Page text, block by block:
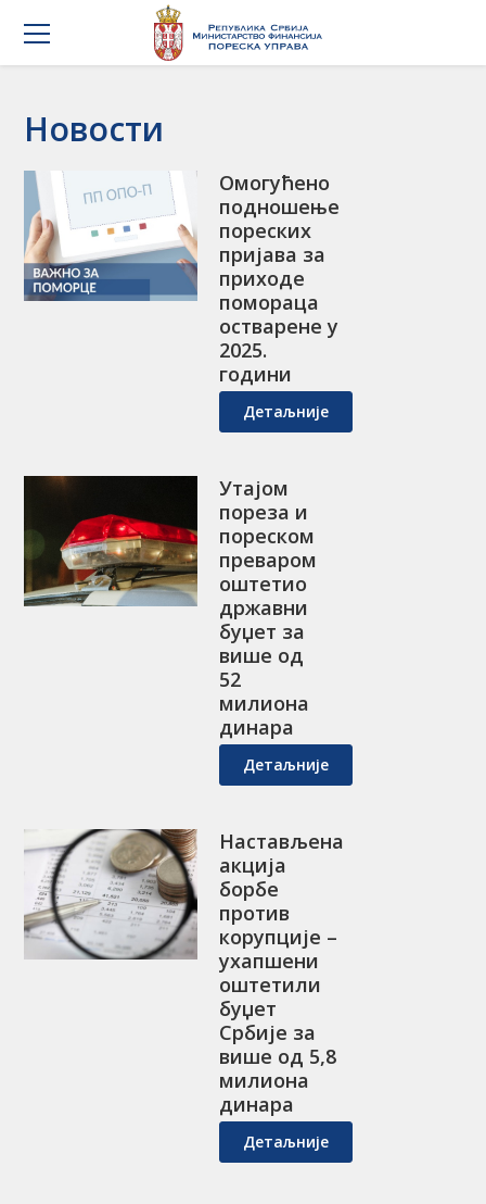
Новости
Омогућено
подношење
пореских
пријава за
приходе
помораца
остварене у
2025.
години
Детаљније
Утајом
пореза и
пореском
преваром
оштетио
државни
буџет за
више од
52
милиона
динара
Детаљније
Настављена
акција
борбе
против
корупције –
ухапшени
оштетили
буџет
Србије за
више од 5,8
милиона
динара
Детаљније